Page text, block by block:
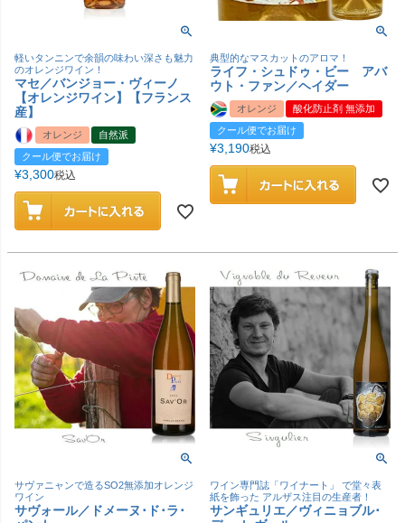
軽いタンニンで余韻の味わい深さも魅力
のオレンジワイン！
マセ／バンジョー・ヴィーノ
【オレンジワイン】【フランス
産】
オレンジ
自然派
クール便でお届け
¥3,300税込
典型的なマスカットのアロマ！
ライフ・シュドゥ・ビー アバ
ウト・ファン／ヘイダー
オレンジ
酸化防止剤 無添加
クール便でお届け
¥3,190税込
サヴァニャンで造るSO2無添加オレンジ
ワイン
サヴォール／ドメーヌ･ド･ラ･
ワイン専門誌「ワイナート」 で堂々表
紙を飾った アルザス注目の生産者！
サンギュリエ／ヴィニョブル･